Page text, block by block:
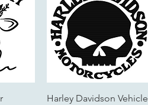
Vista rapida
Harley Davidson Vehicle